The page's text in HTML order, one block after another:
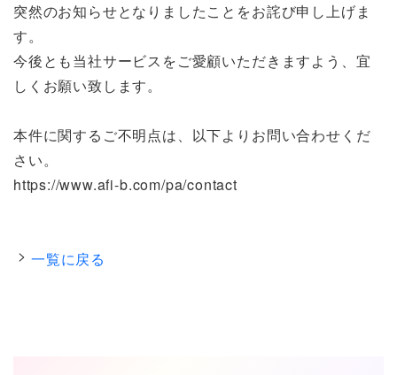
突然のお知らせとなりましたことをお詫び申し上げま
す。
今後とも当社サービスをご愛顧いただきますよう、宜
しくお願い致します。
本件に関するご不明点は、以下よりお問い合わせくだ
さい。
https://www.afi-b.com/pa/contact
一覧に戻る